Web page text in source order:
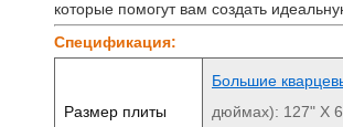
которые помогут вам создать
Спецификация:
Размер плиты
Большие
дюймах): 127" X